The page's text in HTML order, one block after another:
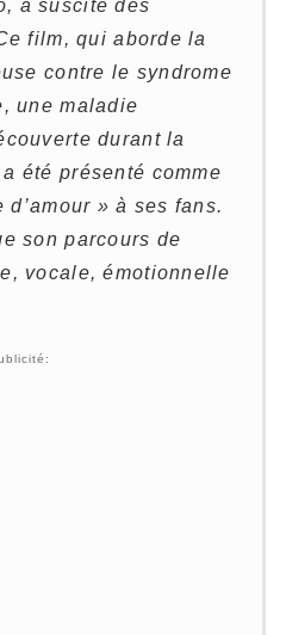
a suscité des
film, qui aborde la
contre le syndrome
une maladie
durant la
été présenté comme
» à ses fans.
son parcours de
vocale, émotionnelle